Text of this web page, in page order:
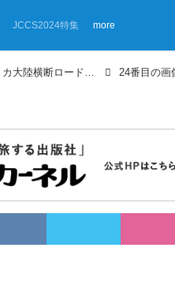
JCCS2024特集 more
【画像ギャラリー】マツダ・MPVでアメリカ大陸横断ロードトリップ⑥ フロリダ 24番目の画